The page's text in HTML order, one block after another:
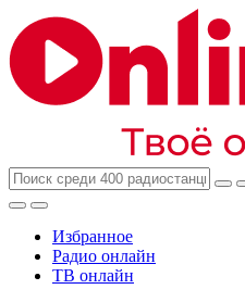
Избранное
Радио онлайн
ТВ онлайн